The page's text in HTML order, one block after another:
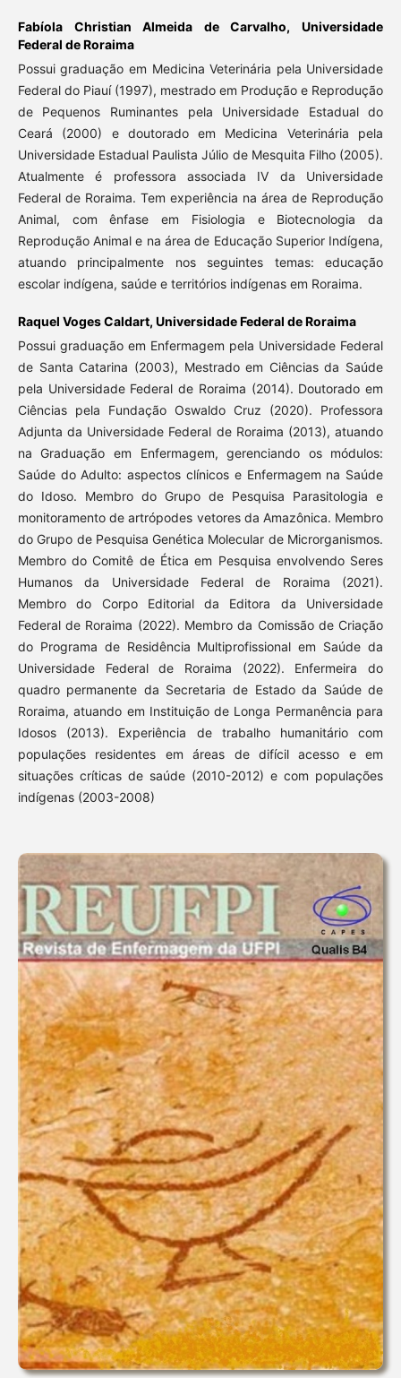
Fabíola Christian Almeida de Carvalho,Universidade
Federal de Roraima
Possui graduação em Medicina Veterinária pela Universidade
Federal do Piauí (1997), mestrado em Produção e Reprodução
de Pequenos Ruminantes pela Universidade Estadual do
Ceará (2000) e doutorado em Medicina Veterinária pela
Universidade Estadual Paulista Júlio de Mesquita Filho (2005).
Atualmente é professora associada IV da Universidade
Federal de Roraima. Tem experiência na área de Reprodução
Animal, com ênfase em Fisiologia e Biotecnologia da
Reprodução Animal e na área de Educação Superior Indígena,
atuando principalmente nos seguintes temas: educação
escolar indígena, saúde e territórios indígenas em Roraima.
Raquel Voges Caldart, Universidade Federal de Roraima
Possui graduação em Enfermagem pela Universidade Federal
de Santa Catarina (2003), Mestrado em Ciências da Saúde
pela Universidade Federal de Roraima (2014). Doutorado em
Ciências pela Fundação Oswaldo Cruz (2020). Professora
Adjunta da Universidade Federal de Roraima (2013), atuando
na Graduação em Enfermagem, gerenciando os módulos:
Saúde do Adulto: aspectos clínicos e Enfermagem na Saúde
do Idoso. Membro do Grupo de Pesquisa Parasitologia e
monitoramento de artrópodes vetores da Amazônica. Membro
do Grupo de Pesquisa Genética Molecular de Microrganismos.
Membro do Comitê de Ética em Pesquisa envolvendo Seres
Humanos da Universidade Federal de Roraima (2021).
Membro do Corpo Editorial da Editora da Universidade
Federal de Roraima (2022). Membro da Comissão de Criação
do Programa de Residência Multiprofissional em Saúde da
Universidade Federal de Roraima (2022). Enfermeira do
quadro permanente da Secretaria de Estado da Saúde de
Roraima, atuando em Instituição de Longa Permanência para
Idosos (2013). Experiência de trabalho humanitário com
populações residentes em áreas de difícil acesso e em
situações críticas de saúde (2010-2012) e com populações
indígenas (2003-2008)